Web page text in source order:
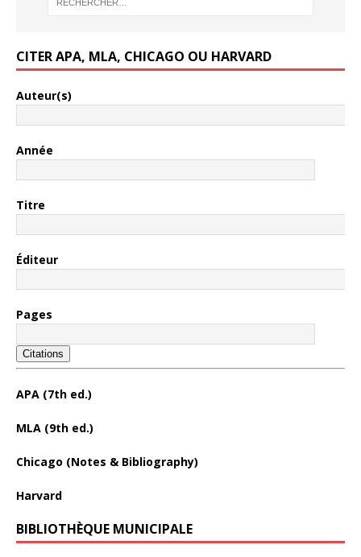
CITER APA, MLA, CHICAGO OU HARVARD
Auteur(s)
Année
Titre
Éditeur
Pages
Citations
APA (7th ed.)
MLA (9th ed.)
Chicago (Notes & Bibliography)
Harvard
BIBLIOTHÈQUE MUNICIPALE